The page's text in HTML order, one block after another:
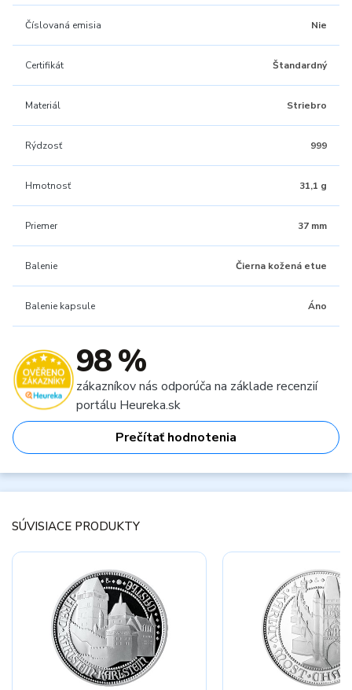
Číslovaná emisia Nie
Certifikát Štandardný
Materiál Striebro
Rýdzosť 999
Hmotnosť 31,1 g
Priemer 37 mm
Balenie Čierna kožená etue
Balenie kapsule Áno
98 %
zákazníkov nás odporúča na základe recenzií
portálu Heureka.sk
Prečítať hodnotenia
SÚVISIACE PRODUKTY